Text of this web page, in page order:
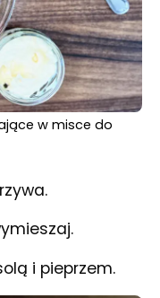
w misce do
i pieprzem.